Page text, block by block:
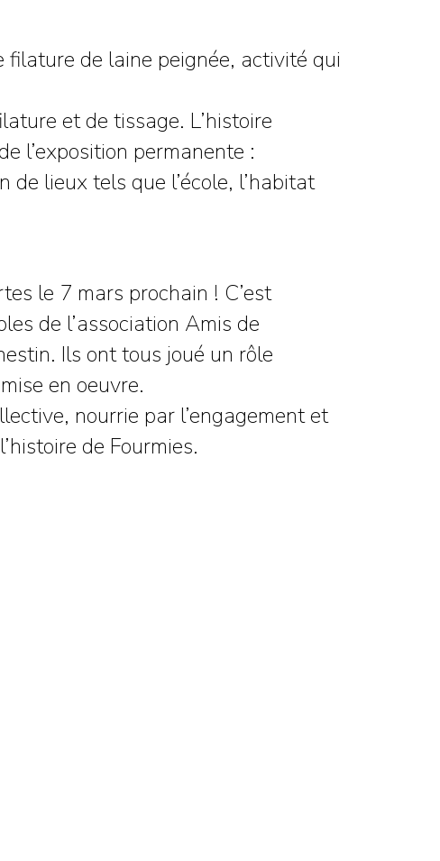
de laine peignée, activité qui
et de tissage. L’histoire
l’exposition permanente :
lieux tels que l’école, l’habitat
le 7 mars prochain ! C’est
de l’association Amis de
Ils ont tous joué un rôle
en oeuvre.
nourrie par l’engagement et
de Fourmies.